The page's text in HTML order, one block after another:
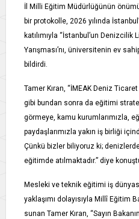
İl Milli Eğitim Müdürlüğünün
bir protokolle, 2026 yılında
katılımıyla “İstanbul’un Denizcilik
Yarışması’nı, üniversitenin ev
bildirdi.
Tamer Kıran, “İMEAK Deniz
gibi bundan sonra da eğitimi
görmeye, kamu kurumlarımızla,
paydaşlarımızla yakın iş birliği
Çünkü bizler biliyoruz ki;
eğitimde atılmaktadır.” diye
Mesleki ve teknik eğitimi iş
yaklaşımı dolayısıyla Millî Eğitim
sunan Tamer Kıran, “Sayın